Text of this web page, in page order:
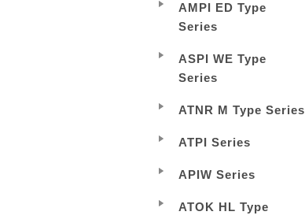
AMPI ED Type
Series
ASPI WE Type
Series
ATNR M Type Series
ATPI Series
APIW Series
ATOK HL Type